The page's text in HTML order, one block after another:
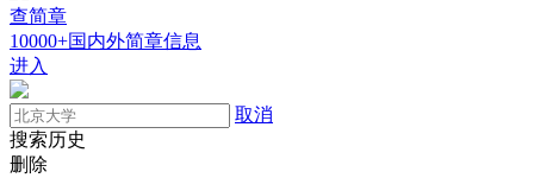
查简章
10000+国内外简章信息
进入
取消
搜索历史
删除